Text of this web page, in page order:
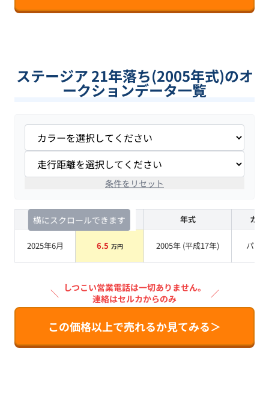
ステージア 21年落ち(2005年式)のオ
ークションデータ一覧
条件をリセット
横にスクロールできます
査定時期 セルカ実績 年式 カラ
2025年6月 6.5 万円 2005年 (平成17年) パール
＼ しつこい営業電話は一切ありません。
連絡はセルカからのみ
／
この価格以上で売れるか見てみる＞